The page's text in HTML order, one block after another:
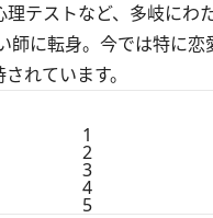
テストなど、多岐にわ
に転身。今では特に
れています。
1
2
3
4
5